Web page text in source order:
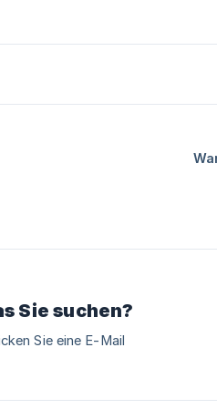
Sie suchen?
Sie eine E-Mail